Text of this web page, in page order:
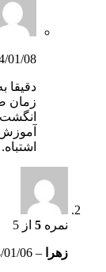
01/08
دقیقا
زمان
نمره 5 از 5
زهرا –
01/06